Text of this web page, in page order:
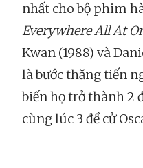
nhất cho bộ phim
Everywhere All At
Kwan (1988) và
là bước thăng tiến
biến họ trở thành 2
cùng lúc 3 đề cử